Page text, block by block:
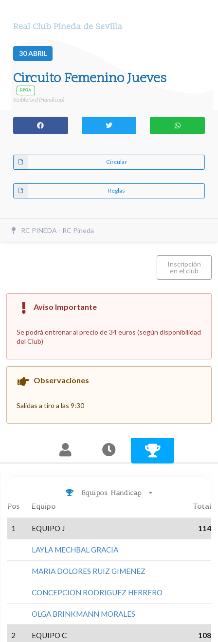
Real Club Pineda de Sevilla
30ABRIL
Circuito Femenino Jueves
RFGA
Stableford (Handicap)
Circular
Reglas
RC PINEDA - RC Pineda
Inscripción
en el club
Aviso Importante
Se podrá entrenar al precio de 34 euros (según disponibilidad
del Club)
Observaciones
Salidas a tiro a las 9:30
Equipos Handicap
Pos Equipo Total
1 EQUIPO J 114
LAYLA MECHBAL GRACIA
MARIA DOLORES RUIZ GIMENEZ
CONCEPCION RODRIGUEZ HERRERO
OLGA BRINKMANN MORALES
2 EQUIPO C 108